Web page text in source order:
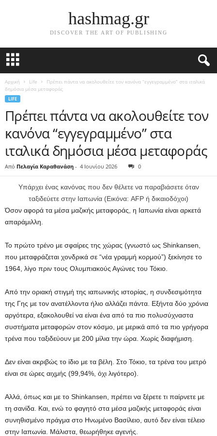
hashmag.gr
DISCOVER THE ART OF PUBLISHING
Αρχική Life
Πρέπει πάντα να ακολουθείτε τον κανόνα “εγγεγραμμένο” στα ιταλικά
δημόσια μέσα μεταφοράς
LIFE
Πρέπει πάντα να ακολουθείτε τον
κανόνα “εγγεγραμμένο” στα
ιταλικά δημόσια μέσα μεταφοράς
Από Πελαγία Καραθανάση - 4 Ιουνίου 2026 0
Υπάρχει ένας κανόνας που δεν θέλετε να παραβιάσετε όταν
ταξιδεύετε στην Ιαπωνία (Εικόνα: AFP ή δικαιοδόχοι)
Όσον αφορά τα μέσα μαζικής μεταφοράς, η Ιαπωνία είναι αρκετά
απαράμιλλη.
Το πρώτο τρένο με σφαίρες της χώρας (γνωστό ως Shinkansen,
που μεταφράζεται χονδρικά σε “νέα γραμμή κορμού”) ξεκίνησε το
1964, λίγο πριν τους Ολυμπιακούς Αγώνες του Τόκιο.
Από την οριακή στιγμή της ιαπωνικής ιστορίας, η συνδεσιμότητα
της Γης με τον ανατέλλοντα ήλιο αλλάζει πάντα. Εξήντα δύο χρόνια
αργότερα, εξακολουθεί να είναι ένα από τα πιο πολυσύχναστα
συστήματα μεταφορών στον κόσμο, με μερικά από τα πιο γρήγορα
τρένα που ταξιδεύουν με 200 μίλια την ώρα. Χωρίς διαφήμιση.
Δεν είναι ακριβώς το ίδιο με τα βέλη. Στο Τόκιο, τα τρένα του μετρό
είναι σε ώρες αιχμής (99,94%, όχι λιγότερο).
Αλλά, όπως και με το Shinkansen, πρέπει να ξέρετε τι παίρνετε με
τη σανίδα. Και, ενώ το φαγητό στα μέσα μαζικής μεταφοράς είναι
συνηθισμένο πράγμα στο Ηνωμένο Βασίλειο, αυτό δεν είναι τέλειο
στην Ιαπωνία. Μάλιστα, θεωρήθηκε αγενής.